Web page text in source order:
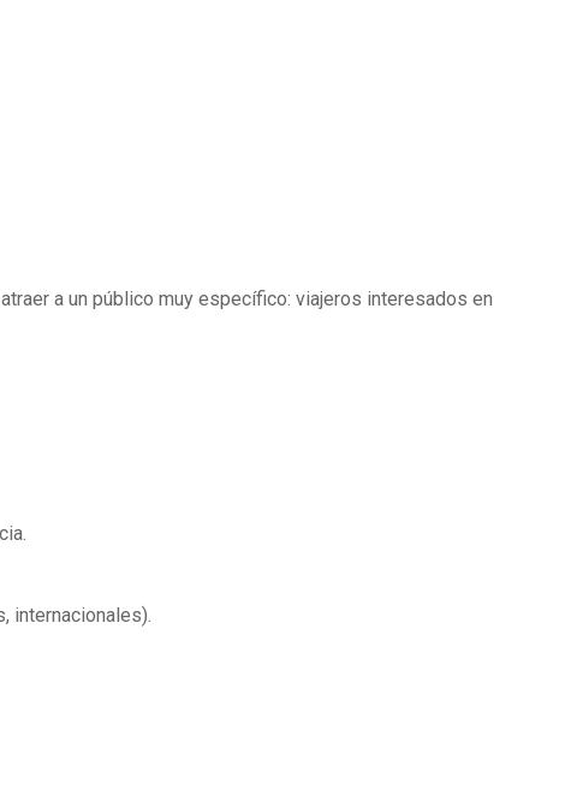
a un público muy específico: viajeros interesados en
internacionales).